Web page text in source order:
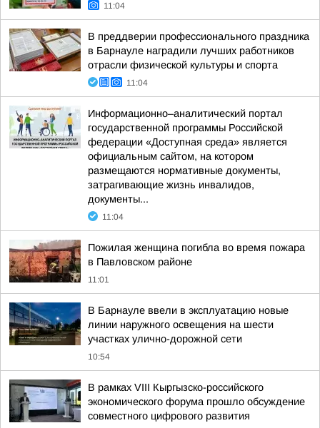
11:04
В преддверии профессионального праздника
в Барнауле наградили лучших работников
отрасли физической культуры и спорта
11:04
Информационно–аналитический портал
государственной программы Российской
федерации «Доступная среда» является
официальным сайтом, на котором
размещаются нормативные документы,
затрагивающие жизнь инвалидов,
документы...
11:04
Пожилая женщина погибла во время пожара
в Павловском районе
11:01
В Барнауле ввели в эксплуатацию новые
линии наружного освещения на шести
участках улично-дорожной сети
10:54
В рамках VIII Кыргызско-российского
экономического форума прошло обсуждение
совместного цифрового развития